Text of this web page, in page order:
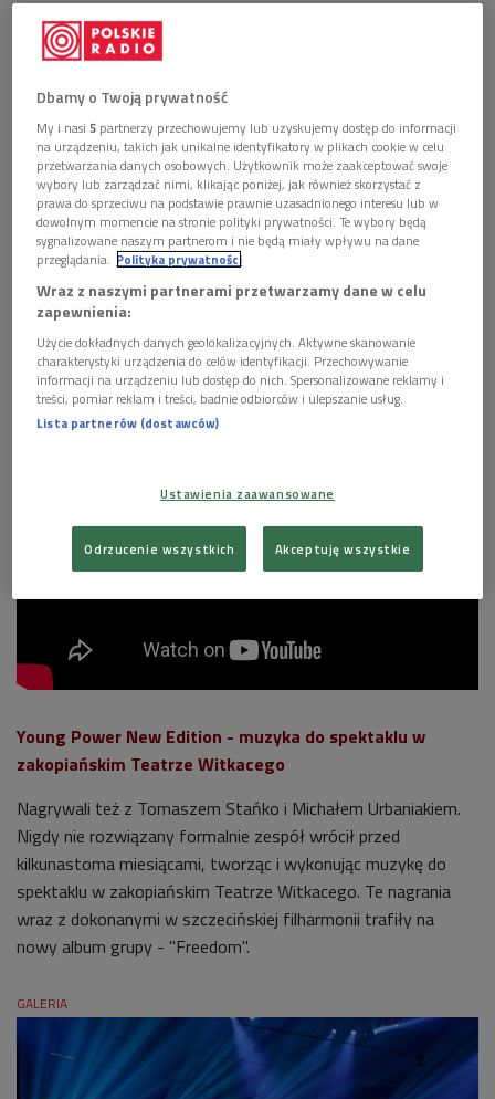
Young Power New Edition w Studiu im. Witolda Lutosławskiego podczas
koncertu z cyklu "Jazz.PL"
Zobacz wideo:
Young Power New Edition - muzyka do spektaklu w
zakopiańskim Teatrze Witkacego
Nagrywali też z Tomaszem Stańko i Michałem Urbaniakiem.
Nigdy nie rozwiązany formalnie zespół wrócił przed
kilkunastoma miesiącami, tworząc i wykonując muzykę do
spektaklu w zakopiańskim Teatrze Witkacego. Te nagrania
wraz z dokonanymi w szczecińskiej filharmonii trafiły na
nowy album grupy - "Freedom".
GALERIA
Dbamy o Twoją prywatność
My i nasi5 partnerzy przechowujemy lub uzyskujemy dostęp do informacji
na urządzeniu, takich jak unikalne identyfikatory w plikach cookie w celu
przetwarzania danych osobowych. Użytkownik może zaakceptować swoje
wybory lub zarządzać nimi, klikając poniżej, jak również skorzystać z
prawa do sprzeciwu na podstawie prawnie uzasadnionego interesu lub w
dowolnym momencie na stronie polityki prywatności. Te wybory będą
sygnalizowane naszym partnerom i nie będą miały wpływu na dane
przeglądania. Polityka prywatności
Wraz z naszymi partnerami przetwarzamy dane w celu
zapewnienia:
Użycie dokładnych danych geolokalizacyjnych. Aktywne skanowanie
charakterystyki urządzenia do celów identyfikacji. Przechowywanie
informacji na urządzeniu lub dostęp do nich. Spersonalizowane reklamy i
treści, pomiar reklam i treści, badnie odbiorców i ulepszanie usług.
Lista partnerów (dostawców)
Ustawienia zaawansowane
Odrzucenie wszystkich Akceptuję wszystkie